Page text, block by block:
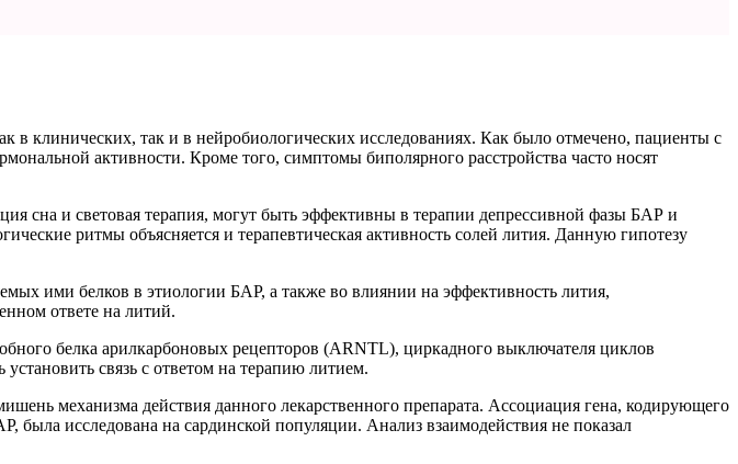
в клинических, так и в нейробиологических исследованиях. Как было отмечено, пациенты с
активности. Кроме того, симптомы биполярного расстройства часто носят
сна и световая терапия, могут быть эффективны в терапии депрессивной фазы БАР и
ритмы объясняется и терапевтическая активность солей лития. Данную гипотезу
ими белков в этиологии БАР, а также во влиянии на эффективность лития,
ответе на литий.
белка арилкарбоновых рецепторов (ARNTL), циркадного выключателя циклов
связь с ответом на терапию литием.
механизма действия данного лекарственного препарата. Ассоциация гена, кодирующего
исследована на сардинской популяции. Анализ взаимодействия не показал